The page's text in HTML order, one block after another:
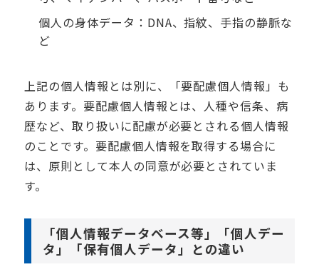
個人の身体データ： DNA、指紋、手指の静脈な
ど
上記の個人情報とは別に、「要配慮個人情報」も
あります。要配慮個人情報とは、人種や信条、病
歴など、取り扱いに配慮が必要とされる個人情報
のことです。要配慮個人情報を取得する場合に
は、原則として本人の同意が必要とされていま
す。
「個人情報データベース等」「個人デー
タ」「保有個人データ」との違い